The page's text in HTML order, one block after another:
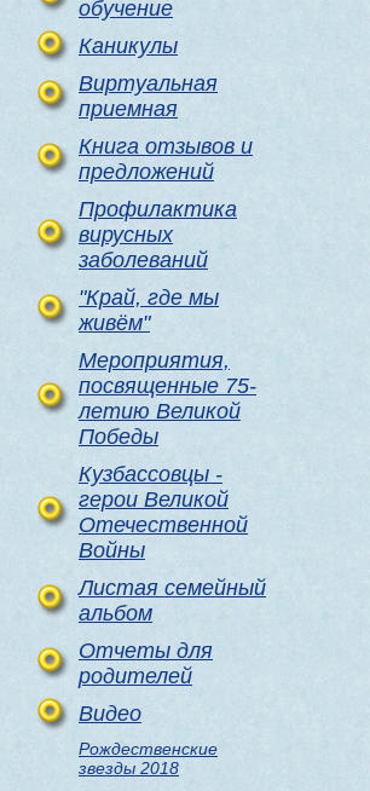
обучение
Каникулы
Виртуальная
приемная
Книга отзывов и
предложений
Профилактика
вирусных
заболеваний
"Край, где мы
живём"
Мероприятия,
посвященные 75-
летию Великой
Победы
Кузбассовцы -
герои Великой
Отечественной
Войны
Листая семейный
альбом
Отчеты для
родителей
Видео
Рождественские
звезды 2018